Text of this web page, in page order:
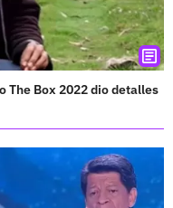
The Box 2022 dio detalles